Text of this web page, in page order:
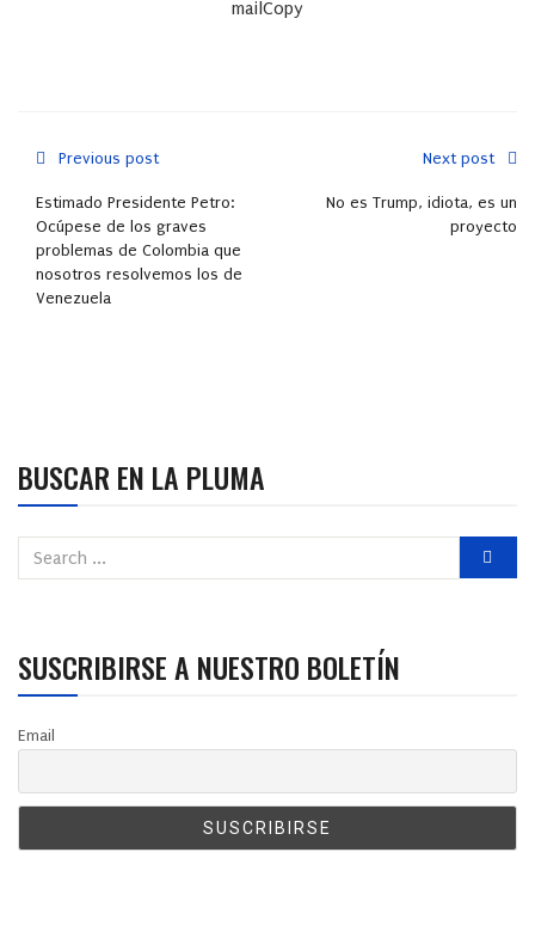
mailCopy
Previous post
Estimado Presidente Petro:
Ocúpese de los graves
problemas de Colombia que
nosotros resolvemos los de
Venezuela
Next post
No es Trump, idiota, es un
proyecto
BUSCAR EN LA PLUMA
SUSCRIBIRSE A NUESTRO BOLETÍN
Email